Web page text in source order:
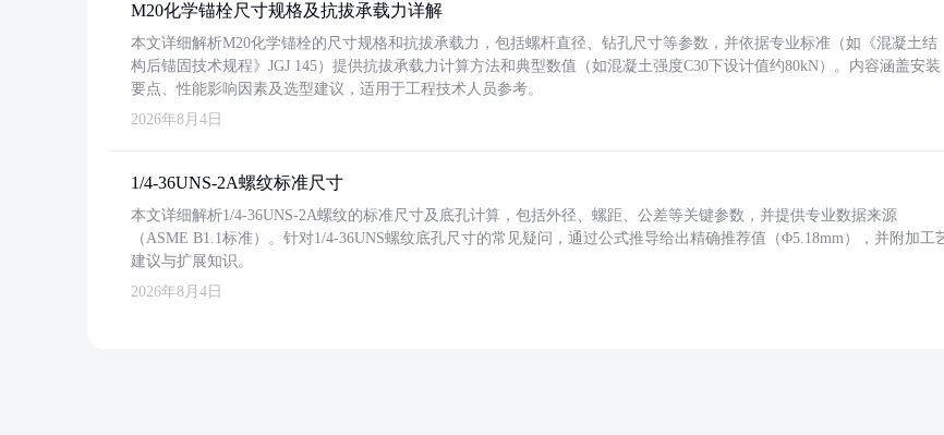
M20化学锚栓尺寸规格及抗拔承载力详解
本文详细解析M20化学锚栓的尺寸规格和抗拔承载力，包括螺杆直径、钻孔尺寸等参数，并依据专业标准（如《混凝土结
构后锚固技术规程》JGJ 145）提供抗拔承载力计算方法和典型数值（如混凝土强度C30下设计值约80kN）。内容涵盖安装
要点、性能影响因素及选型建议，适用于工程技术人员参考。
2026年8月4日
1/4-36UNS-2A螺纹标准尺寸
本文详细解析1/4-36UNS-2A螺纹的标准尺寸及底孔计算，包括外径、螺距、公差等关键参数，并提供专业数据来源
（ASME B1.1标准）。针对1/4-36UNS螺纹底孔尺寸的常见疑问，通过公式推导给出精确推荐值（Φ5.18mm），并附加工
建议与扩展知识。
2026年8月4日